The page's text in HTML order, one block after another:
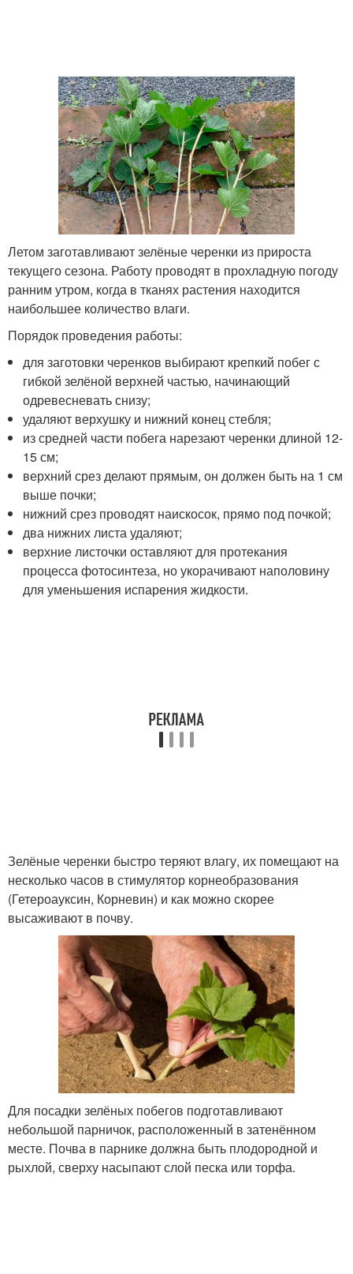
Летом заготавливают зелёные черенки из прироста
текущего сезона. Работу проводят в прохладную погоду
ранним утром, когда в тканях растения находится
наибольшее количество влаги.
Порядок проведения работы:
для заготовки черенков выбирают крепкий побег с
гибкой зелёной верхней частью, начинающий
одревесневать снизу;
удаляют верхушку и нижний конец стебля;
из средней части побега нарезают черенки длиной 12-
15 см;
верхний срез делают прямым, он должен быть на 1 см
выше почки;
нижний срез проводят наискосок, прямо под почкой;
два нижних листа удаляют;
верхние листочки оставляют для протекания
процесса фотосинтеза, но укорачивают наполовину
для уменьшения испарения жидкости.
Зелёные черенки быстро теряют влагу, их помещают на
несколько часов в стимулятор корнеобразования
(Гетероауксин, Корневин) и как можно скорее
высаживают в почву.
Для посадки зелёных побегов подготавливают
небольшой парничок, расположенный в затенённом
месте. Почва в парнике должна быть плодородной и
рыхлой, сверху насыпают слой песка или торфа.